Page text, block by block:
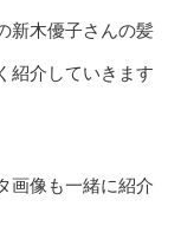
新木優子さんの髪
紹介していきます
画像も一緒に紹介